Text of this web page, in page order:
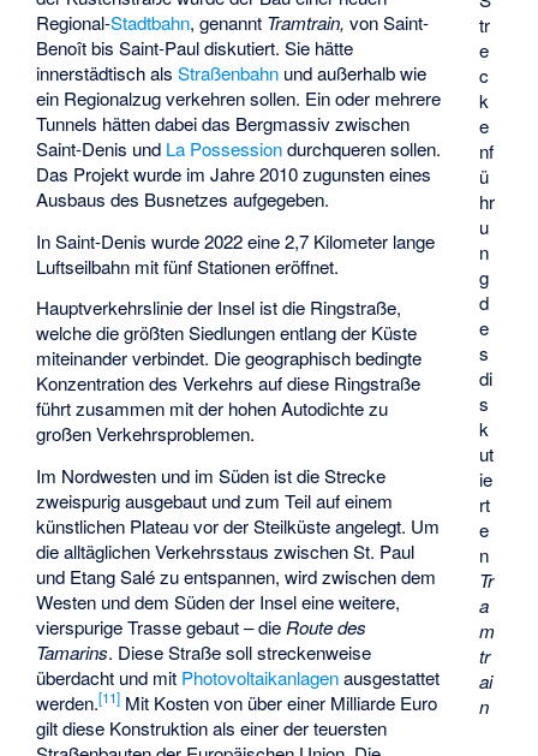
tr
e
c
k
e
nf
ü
hr
u
n
g
d
e
s
di
s
k
ut
ie
rt
e
n
Tr
a
m
tr
ai
n
Regional-Stadtbahn, genannt Tramtrain, von Saint-
Benoît bis Saint-Paul diskutiert. Sie hätte
innerstädtisch alsStraßenbahn und außerhalb wie
ein Regionalzug verkehren sollen. Ein oder mehrere
Tunnels hätten dabei das Bergmassiv zwischen
Saint-Denis und La Possessiondurchqueren sollen.
Das Projekt wurde im Jahre 2010 zugunsten eines
Ausbaus des Busnetzes aufgegeben.
In Saint-Denis wurde 2022 eine 2,7 Kilometer lange
Luftseilbahn mit fünf Stationen eröffnet.
Hauptverkehrslinie der Insel ist die Ringstraße,
welche die größten Siedlungen entlang der Küste
miteinander verbindet. Die geographisch bedingte
Konzentration des Verkehrs auf diese Ringstraße
führt zusammen mit der hohen Autodichte zu
großen Verkehrsproblemen.
Im Nordwesten und im Süden ist die Strecke
zweispurig ausgebaut und zum Teil auf einem
künstlichen Plateau vor der Steilküste angelegt. Um
die alltäglichen Verkehrsstaus zwischen St. Paul
und Etang Salé zu entspannen, wird zwischen dem
Westen und dem Süden der Insel eine weitere,
vierspurige Trasse gebaut – die Route des
Tamarins. Diese Straße soll streckenweise
überdacht und mit Photovoltaikanlagenausgestattet
werden.[11] Mit Kosten von über einer Milliarde Euro
gilt diese Konstruktion als einer der teuersten